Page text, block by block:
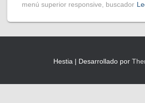
menú superior responsive, buscador
Hestia | Desarrollado por